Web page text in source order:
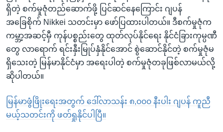
ကျော်
ရန်
ရှိတဲ့ စက်မှုဇုံတည်ဆောက်ဖို့ ပြင်ဆင်နေကြောင်း ဂျပန်
အခြေစိုက် Nikkei သတင်းမှာ ဖော်ပြထားပါတယ်။ ဒီစက်မှုဇုံက
ကမ္ဘာ့အဆင့်မှီ ကုန်ပစ္စည်းတွေ ထုတ်လုပ်နိုင်ရေး နိုင်ငံခြားကုမ္ပဏီ
တွေ လာရောက် ရင်းနှီးမြုပ်နှံနိုင်အောင် စွဲဆောင်နိုင်တဲ့ စက်မှုဇုံမ
ရှိသေးတဲ့ မြန်မာနိုင်ငံမှာ အရေးပါတဲ့ စက်မှုဇုံတခုဖြစ်လာမယ်လို့
ဆိုပါတယ်။
မြန်မာဖွံဖြိုးရေးအတွက် ဒေါ်လာသန်း ၈,၀၀၀ နီးပါး ဂျပန် ကူညီ
မယ့်သတင်းကို ဖတ်ရှုနိုင်ပါပြီ။